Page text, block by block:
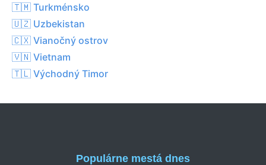
🇹🇲 Turkménsko
🇺🇿 Uzbekistan
🇨🇽 Vianočný ostrov
🇻🇳 Vietnam
🇹🇱 Východný Timor
Populárne mestá dnes